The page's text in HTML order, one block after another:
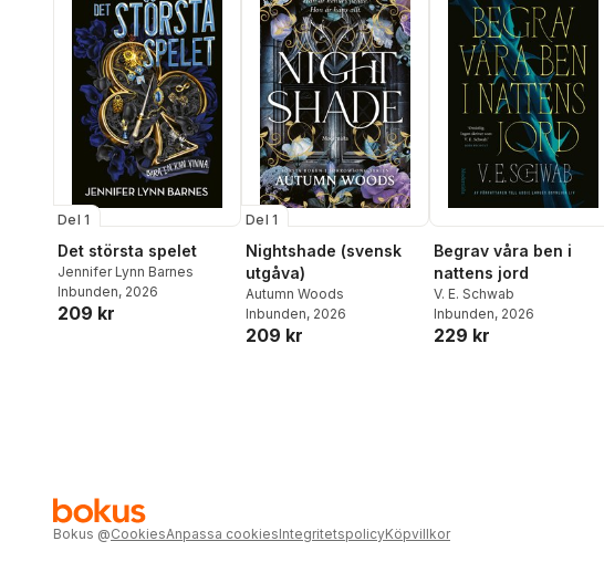
Del 1
Det största spelet
Jennifer Lynn Barnes
Inbunden, 2026
209 kr
Del 1
Nightshade (svensk
utgåva)
Autumn Woods
Inbunden, 2026
209 kr
Begrav våra ben i
nattens jord
V. E. Schwab
Inbunden, 2026
229 kr
Bokus @CookiesAnpassa cookiesIntegritetspolicyKöpvillkor